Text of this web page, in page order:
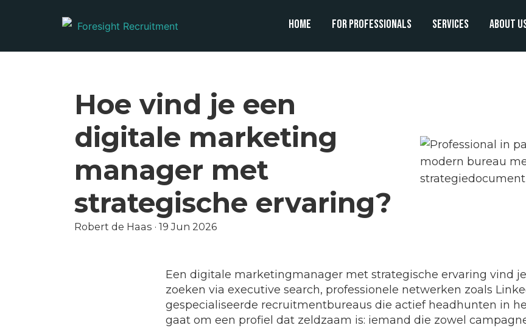
Home For professionals Services About
Hoe vind je een
digitale marketing
manager met
strategische ervaring?
Robert de Haas · 19 Jun 2026
Een digitale marketingmanager met strategische ervaring vind
zoeken via executive search, professionele netwerken zoals
gespecialiseerde recruitmentbureaus die actief headhunten in
gaat om een profiel dat zeldzaam is: iemand die zowel